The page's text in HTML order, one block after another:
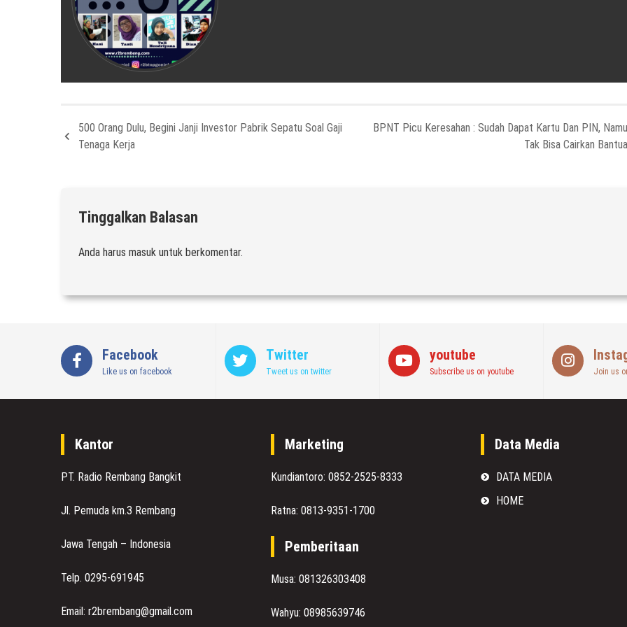
500 Orang Dulu, Begini Janji Investor Pabrik Sepatu Soal Gaji
Tenaga Kerja
BPNT Picu Keresahan : Sudah Dapat Kartu Dan PIN,
Tak Bisa Cairkan
Tinggalkan Balasan
Anda harus masuk untuk berkomentar.
Facebook
Like us on facebook
Twitter
Tweet us on twitter
youtube
Subscribe us on youtube Join us
Kantor
PT. Radio Rembang Bangkit
Jl. Pemuda km.3 Rembang
Jawa Tengah – Indonesia
Telp. 0295-691945
Email: r2brembang@gmail.com
Marketing
Kundiantoro: 0852-2525-8333
Ratna: 0813-9351-1700
Pemberitaan
Musa: 081326303408
Wahyu: 08985639746
Data Media
DATA MEDIA
HOME